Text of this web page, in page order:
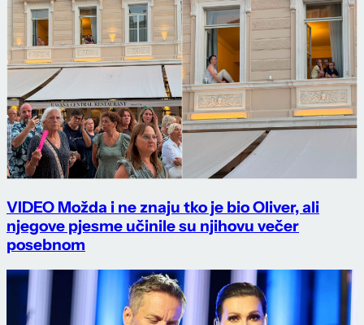
VIDEO Možda i ne znaju tko je bio Oliver, ali
njegove pjesme učinile su njihovu večer
posebnom